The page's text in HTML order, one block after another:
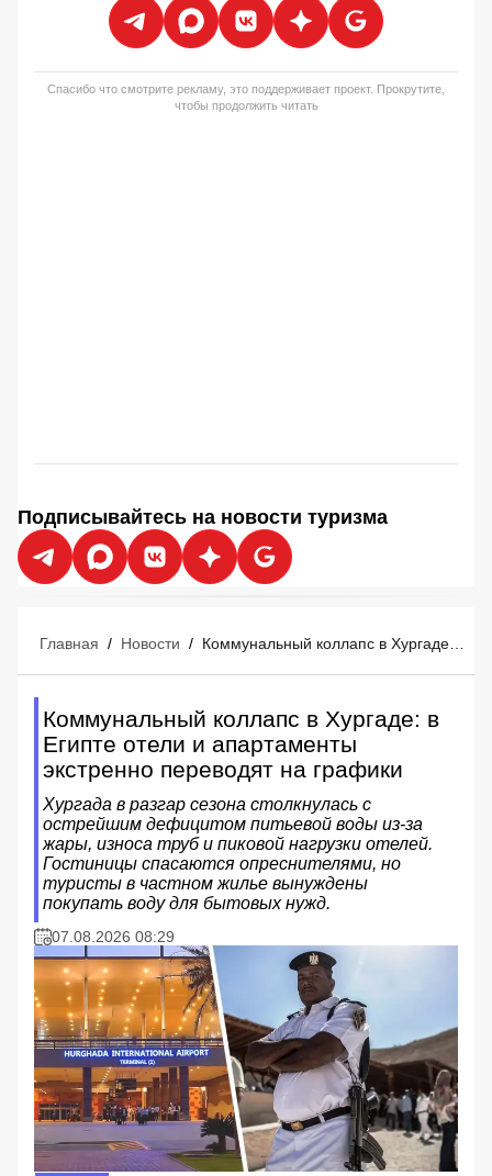
Спасибо что смотрите рекламу, это поддерживает проект. Прокрутите,
чтобы продолжить читать
Подписывайтесь на новости туризма
Главная / Новости /
Коммунальный коллапс в Хургаде: в
Египте отели и апартаменты
экстренно переводят на графики
Хургада в разгар сезона столкнулась с
острейшим дефицитом питьевой воды из-за
жары, износа труб и пиковой нагрузки отелей.
Гостиницы спасаются опреснителями, но
туристы в частном жилье вынуждены
покупать воду для бытовых нужд.
07.08.2026 08:29